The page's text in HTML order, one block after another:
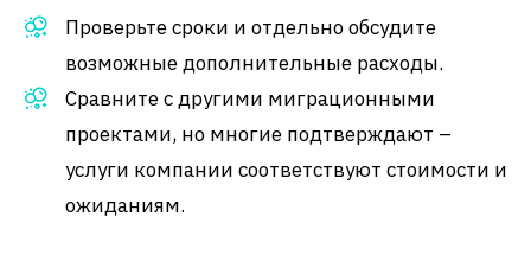
Проверьте сроки и отдельно обсудите
возможные дополнительные расходы.
Сравните с другими миграционными
проектами, но многие подтверждают –
услуги компании соответствуют стоимости и
ожиданиям.